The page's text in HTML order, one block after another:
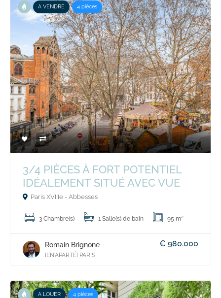
A VENDRE 4 pièces
3/4 PIÈCES À FORT POTENTIEL
IDÉALEMENT SITUÉ AVEC VUE
Paris XVIIIe - Abbesses
3 Chambre(s) 1 Salle(s) de bain 95 m²
Romain Brignone
[EN'APARTÉ] PARIS
€ 980.000
A LOUER 4 pièces